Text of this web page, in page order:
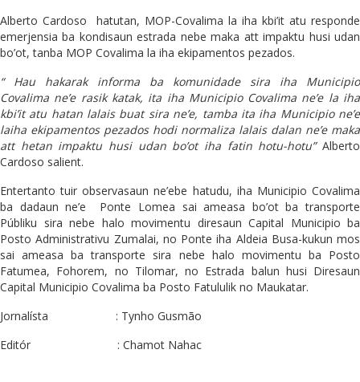
Alberto Cardoso hatutan, MOP-Covalima la iha kbi’it atu responde
emerjensia ba kondisaun estrada nebe maka att impaktu husi udan
bo’ot, tanba MOP Covalima la iha ekipamentos pezados.
“ Hau hakarak informa ba komunidade sira iha Municipio
Covalima ne’e rasik katak, ita iha Municipio Covalima ne’e la iha
kbi’it atu hatan lalais buat sira ne’e, tamba ita iha Municipio ne’e
laiha ekipamentos pezados hodi normaliza lalais dalan ne’e maka
att hetan impaktu husi udan bo’ot iha fatin hotu-hotu”Alberto
Cardoso salient.
Entertanto tuir observasaun ne’ebe hatudu, iha Municipio Covalima
ba dadaun ne’e Ponte Lomea sai ameasa bo’ot ba transporte
Públiku sira nebe halo movimentu diresaun Capital Municipio ba
Posto Administrativu Zumalai, no Ponte iha Aldeia Busa-kukun mos
sai ameasa ba transporte sira nebe halo movimentu ba Posto
Fatumea, Fohorem, no Tilomar, no Estrada balun husi Diresaun
Capital Municipio Covalima ba Posto Fatululik no Maukatar.
Jornalísta : Tynho Gusmão
Editór : Chamot Nahac